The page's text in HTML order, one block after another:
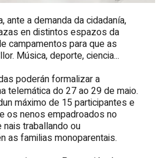
ante a demanda da cidadanía,
en distintos espazos da
campamentos para que as
Música, deporte, ciencia...
poderán formalizar a
telemática do 27 ao 29 de maio.
máximo de 15 participantes e
os nenos empadroados no
traballando ou
as familias monoparentais.